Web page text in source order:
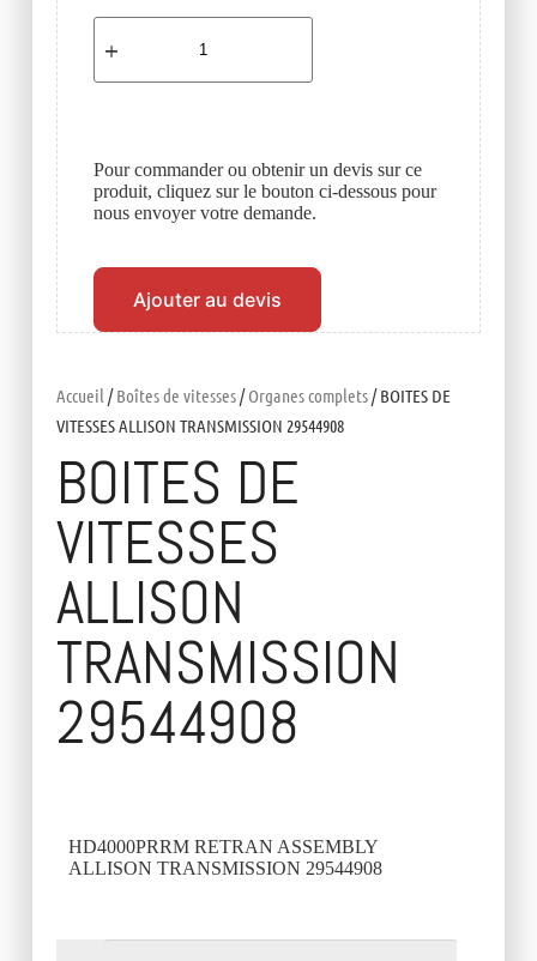
Accueil /Boîtes de vitesses/Organes complets/ BOITES DE
VITESSES ALLISON TRANSMISSION 29544908
BOITES DE
VITESSES
ALLISON
TRANSMISSION
29544908
HD4000PRRM RETRAN ASSEMBLY
ALLISON TRANSMISSION 29544908
Pour commander ou obtenir un devis sur ce
produit, cliquez sur le bouton ci-dessous pour
nous envoyer votre demande.
Ajouter au devis